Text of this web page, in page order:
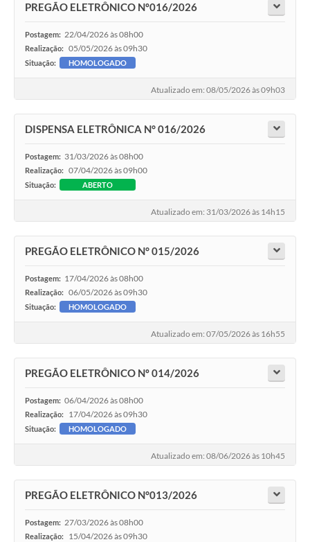
PREGÃO ELETRÔNICO Nº016/2026
Postagem: 22/04/2026 às 08h00
Realização: 05/05/2026 às 09h30
Situação: HOMOLOGADO
Atualizado em: 08/05/2026 às 09h03
DISPENSA ELETRÔNICA N° 016/2026
Postagem: 31/03/2026 às 08h00
Realização: 07/04/2026 às 09h00
Situação: ABERTO
Atualizado em: 31/03/2026 às 14h15
PREGÃO ELETRÔNICO N° 015/2026
Postagem: 17/04/2026 às 08h00
Realização: 06/05/2026 às 09h30
Situação: HOMOLOGADO
Atualizado em: 07/05/2026 às 16h55
PREGÃO ELETRÔNICO Nº 014/2026
Postagem: 06/04/2026 às 08h00
Realização: 17/04/2026 às 09h30
Situação: HOMOLOGADO
Atualizado em: 08/06/2026 às 10h45
PREGÃO ELETRÔNICO N°013/2026
Postagem: 27/03/2026 às 08h00
Realização: 15/04/2026 às 09h30